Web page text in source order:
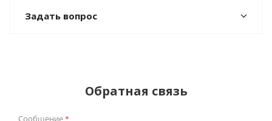
Задать вопрос
Обратная связь
Сообщение*